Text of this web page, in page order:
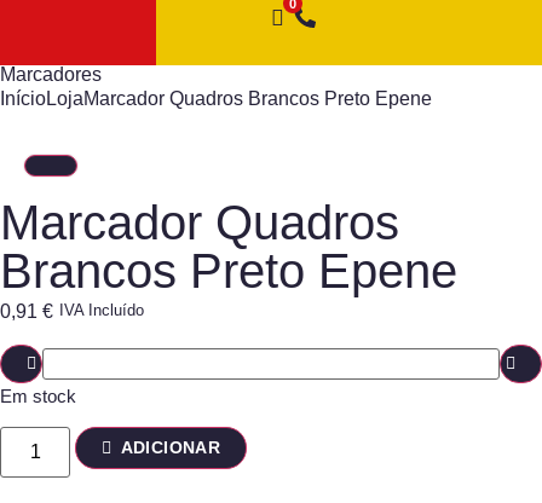
Marcadores
InícioLojaMarcador Quadros Brancos Preto Epene
Marcador Quadros
Brancos Preto Epene
0,91 € IVA Incluído
Em stock
ADICIONAR